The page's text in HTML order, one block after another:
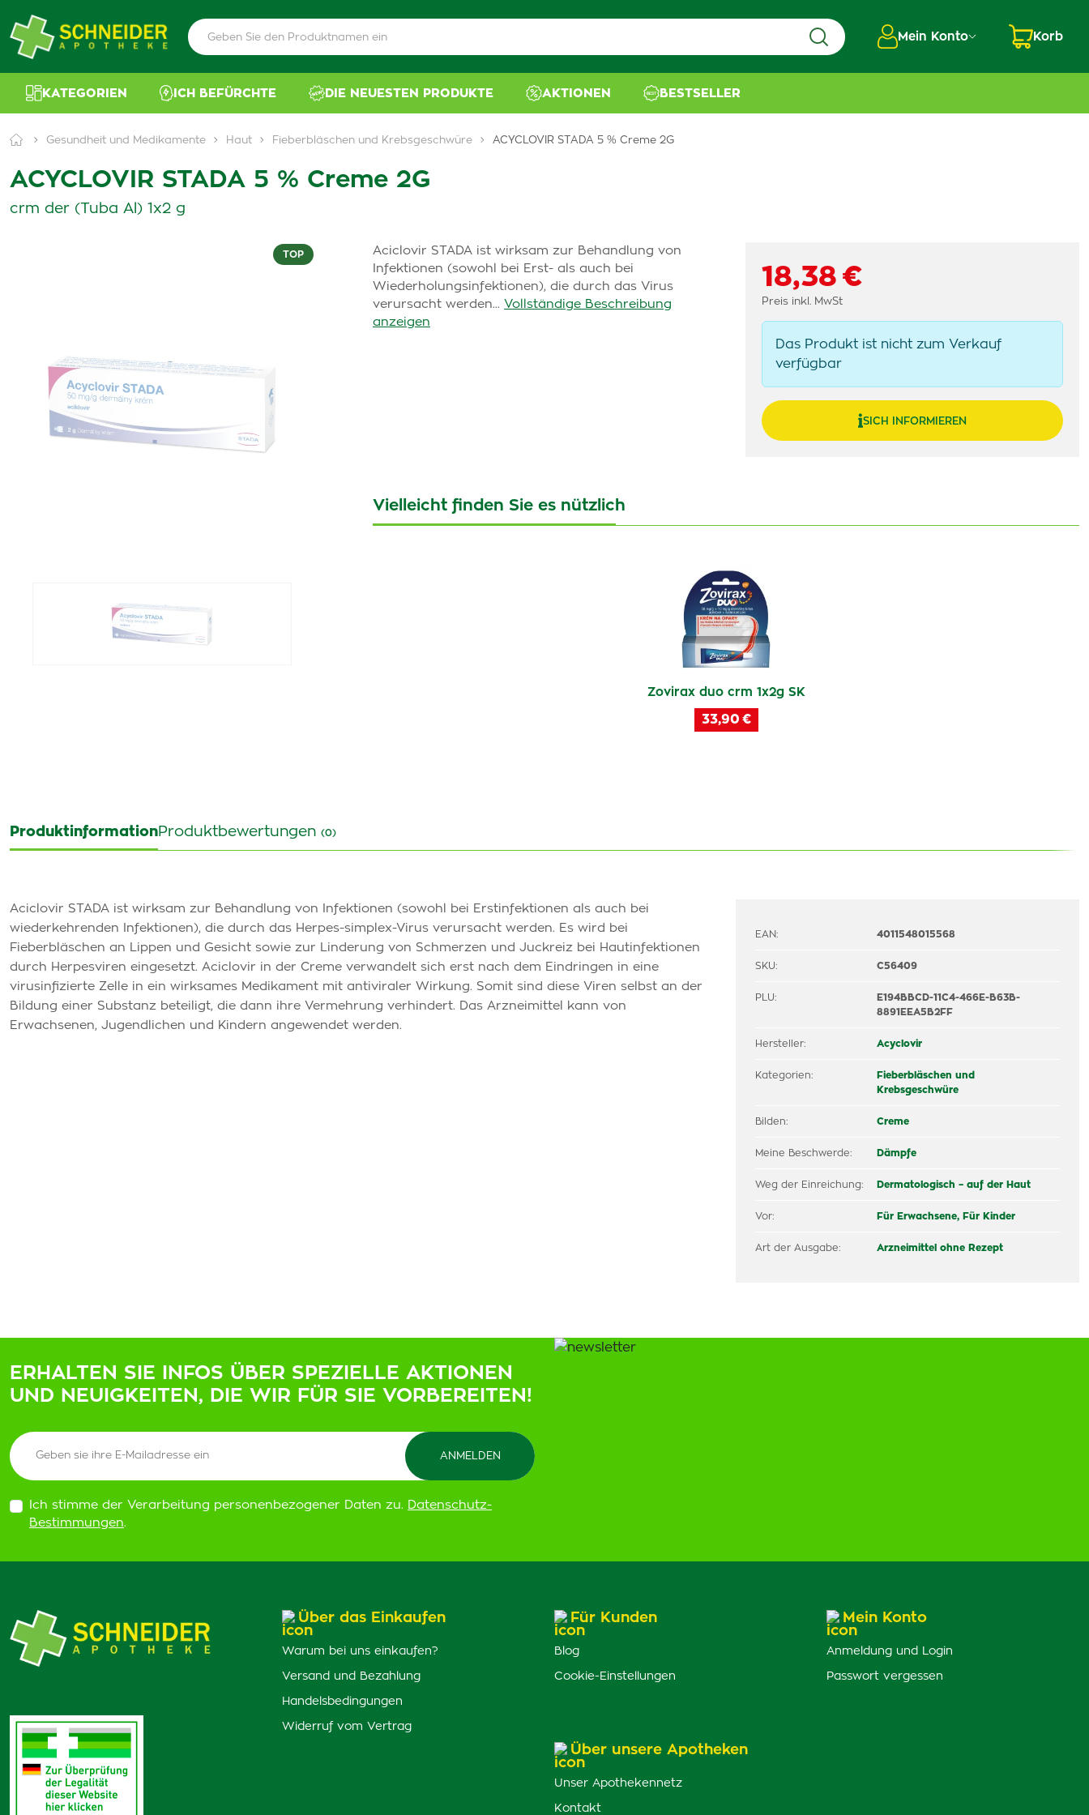
Mein Konto Korb
KATEGORIEN ICH BEFÜRCHTE DIE NEUESTEN PRODUKTE AKTIONEN BESTSELLER
Gesundheit und Medikamente Haut Fieberbläschen und Krebsgeschwüre ACYCLOVIR STADA 5 % Creme 2G
ACYCLOVIR STADA 5 % Creme 2G
crm der (Tuba Al) 1x2 g
TOP
Aciclovir STADA ist wirksam zur Behandlung von
Infektionen (sowohl bei Erst- als auch bei
Wiederholungsinfektionen), die durch das Virus
verursacht werden... Vollständige Beschreibung
anzeigen
18,38 €
Preis inkl. MwSt
Das Produkt ist nicht zum Verkauf
verfügbar
SICH INFORMIEREN
Vielleicht finden Sie es nützlich
Zovirax duo crm 1x2g SK
33,90 €
ProduktinformationProduktbewertungen (0)
Aciclovir STADA ist wirksam zur Behandlung von Infektionen (sowohl bei Erstinfektionen als auch bei
wiederkehrenden Infektionen), die durch das Herpes-simplex-Virus verursacht werden. Es wird bei
Fieberbläschen an Lippen und Gesicht sowie zur Linderung von Schmerzen und Juckreiz bei Hautinfektionen
durch Herpesviren eingesetzt. Aciclovir in der Creme verwandelt sich erst nach dem Eindringen in eine
virusinfizierte Zelle in ein wirksames Medikament mit antiviraler Wirkung. Somit sind diese Viren selbst an der
Bildung einer Substanz beteiligt, die dann ihre Vermehrung verhindert. Das Arzneimittel kann von
Erwachsenen, Jugendlichen und Kindern angewendet werden.
EAN: 4011548015568
SKU: C56409
PLU:
E194BBCD-11C4-466E-B63B-
8891EEA5B2FF
Hersteller: Acyclovir
Kategorien:
Fieberbläschen und
Krebsgeschwüre
Bilden: Creme
Meine Beschwerde: Dämpfe
Weg der Einreichung: Dermatologisch – auf der Haut
Vor: Für Erwachsene, Für Kinder
Art der Ausgabe: Arzneimittel ohne Rezept
ERHALTEN SIE INFOS ÜBER SPEZIELLE AKTIONEN
UND NEUIGKEITEN, DIE WIR FÜR SIE VORBEREITEN!
Ich stimme der Verarbeitung personenbezogener Daten zu. Datenschutz-
Bestimmungen.
Über das Einkaufen
Warum bei uns einkaufen?
Versand und Bezahlung
Handelsbedingungen
Widerruf vom Vertrag
Für Kunden
Blog
Cookie-Einstellungen
Über unsere Apotheken
Unser Apothekennetz
Kontakt
Mein Konto
Anmeldung und Login
Passwort vergessen